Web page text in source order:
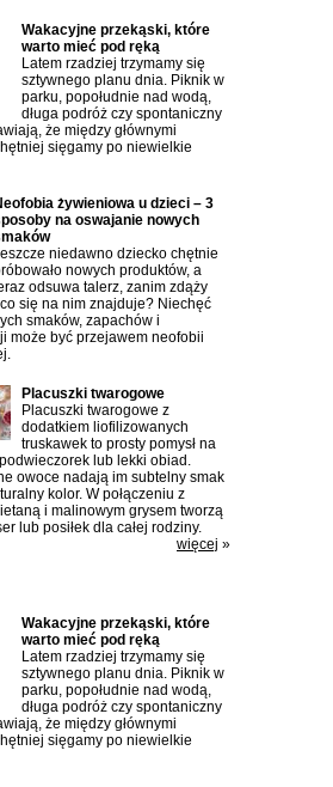
Wakacyjne przekąski, które
warto mieć pod ręką
Latem rzadziej trzymamy się
sztywnego planu dnia. Piknik w
parku, popołudnie nad wodą,
długa podróż czy spontaniczny
że między głównymi
sięgamy po niewielkie
żywieniowa u dzieci – 3
na oswajanie nowych
niedawno dziecko chętnie
nowych produktów, a
odsuwa talerz, zanim zdąży
się na nim znajduje? Niechęć
smaków, zapachów i
może być przejawem neofobii
Placuszki twarogowe
Placuszki twarogowe z
dodatkiem liofilizowanych
truskawek to prosty pomysł na
lub lekki obiad.
owoce nadają im subtelny smak
kolor. W połączeniu z
i malinowym grysem tworzą
lub posiłek dla całej rodziny.
więcej »
Wakacyjne przekąski, które
warto mieć pod ręką
Latem rzadziej trzymamy się
sztywnego planu dnia. Piknik w
parku, popołudnie nad wodą,
długa podróż czy spontaniczny
że między głównymi
sięgamy po niewielkie